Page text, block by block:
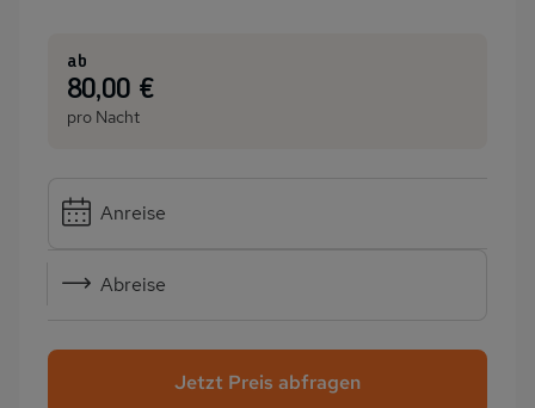
ab
:80,00 €
pro Nacht
Anreise
Abreise
Jetzt Preis abfragen